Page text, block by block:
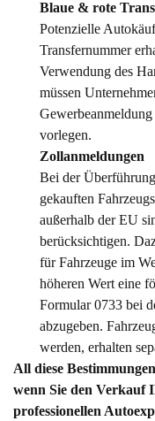
Blaue & rote
Potenzielle
Transfernummer
Verwendung des
müssen
vorlegen.
Zollanmeldungen
Bei der
gekauften
außerhalb der EU
berücksichtigen.
für Fahrzeuge im
höheren Wert eine
Formular 0733 bei
abzugeben.
werden, erhalten
All diese
wenn Sie den Verkauf
professionellen